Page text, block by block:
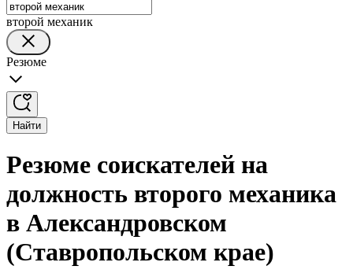
второй механик
Резюме
Найти
Резюме соискателей на
должность второго механика
в Александровском
(Ставропольском крае)